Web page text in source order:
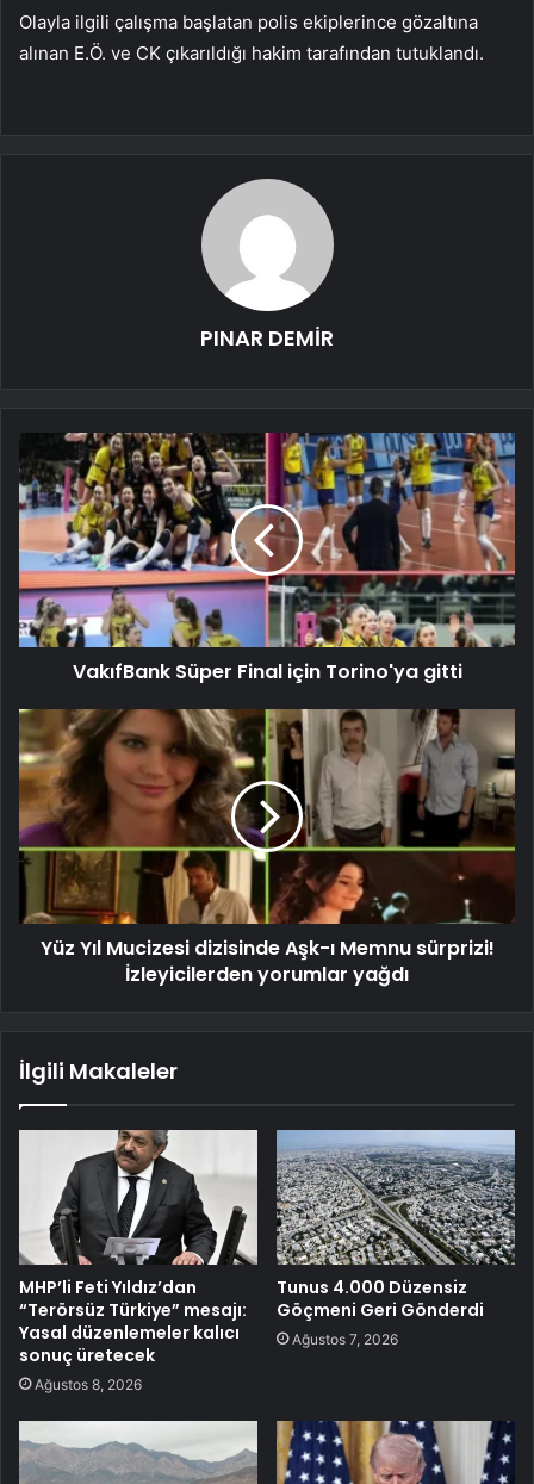
Olayla ilgili çalışma başlatan polis ekiplerince gözaltına
alınan E.Ö. ve CK çıkarıldığı hakim tarafından tutuklandı.
PINAR DEMİR
VakıfBank Süper Final için Torino'ya gitti
Yüz Yıl Mucizesi dizisinde Aşk-ı Memnu sürprizi!
İzleyicilerden yorumlar yağdı
İlgili Makaleler
MHP’li Feti Yıldız’dan
“Terörsüz Türkiye” mesajı:
Yasal düzenlemeler kalıcı
sonuç üretecek
Ağustos 8, 2026
Tunus 4.000 Düzensiz
Göçmeni Geri Gönderdi
Ağustos 7, 2026